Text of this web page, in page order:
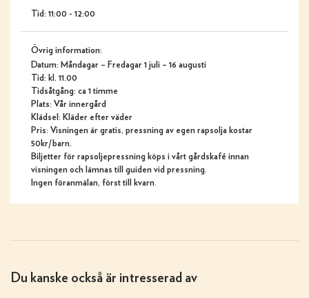
Tid: 11:00 - 12:00
Övrig information:
Datum: Måndagar – Fredagar 1 juli – 16 augusti
Tid: kl. 11.00
Tidsåtgång: ca 1 timme
Plats: Vår innergård
Klädsel: Kläder efter väder
Pris: Visningen är gratis, pressning av egen rapsolja kostar
50kr/barn.
Biljetter för rapsoljepressning köps i vårt gårdskafé innan
visningen och lämnas till guiden vid pressning.
Ingen föranmälan, först till kvarn.
Du kanske också är intresserad av